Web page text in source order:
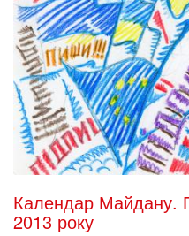
Календар Майдану.
2013 року